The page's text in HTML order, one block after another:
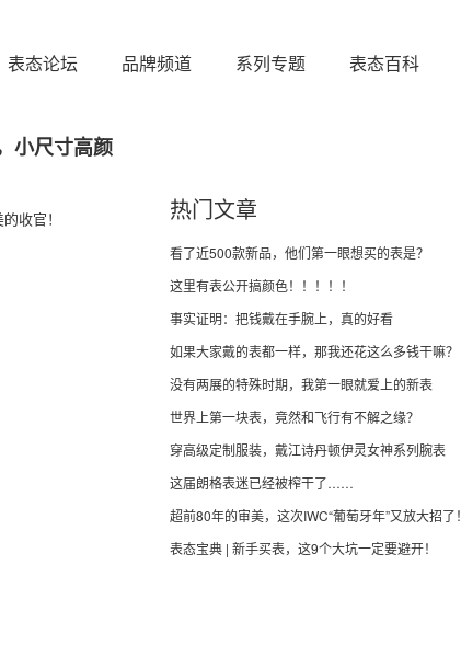
表态论坛 品牌频道 系列专题 表态百科
小尺寸高颜
收官！ 热门文章
看了近500款新品，他们第一眼想买的表是？
这里有表公开搞颜色！！！！！
事实证明：把钱戴在手腕上，真的好看
如果大家戴的表都一样，那我还花这么多钱干嘛？
没有两展的特殊时期，我第一眼就爱上的新表
世界上第一块表，竟然和飞行有不解之缘？
穿高级定制服装，戴江诗丹顿伊灵女神系列腕表
这届朗格表迷已经被榨干了……
超前80年的审美，这次IWC“葡萄牙年”又放大招了！
表态宝典 | 新手买表，这9个大坑一定要避开！